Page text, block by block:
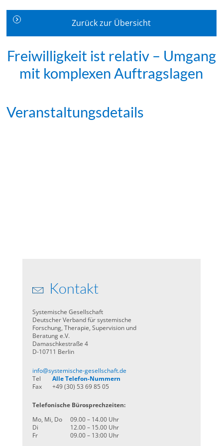
Zurück zur Übersicht
Freiwilligkeit ist relativ – Umgang
mit komplexen Auftragslagen
Veranstaltungsdetails
Kontakt
Systemische Gesellschaft
Deutscher Verband für systemische
Forschung, Therapie, Supervision und
Beratung e.V.
Damaschkestraße 4
D-10711 Berlin
info@systemische-gesellschaft.de
Tel
Alle Telefon-Nummern
Fax
+49 (30) 53 69 85 05
Telefonische Bürosprechzeiten:
Mo, Mi, Do
09.00 – 14.00 Uhr
Di
12.00 – 15.00 Uhr
Fr
09.00 – 13:00 Uhr